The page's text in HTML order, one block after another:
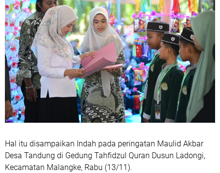
Hal itu disampaikan Indah pada peringatan Maulid Akbar
Desa Tandung di Gedung Tahfidzul Quran Dusun Ladongi,
Kecamatan Malangke, Rabu (13/11).